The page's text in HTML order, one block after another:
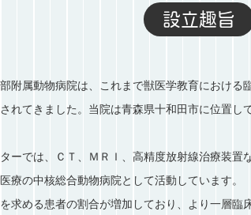
設立趣旨
附属動物病院は、これまで獣医学教育における
れてきました。当院は青森県十和田市に位置し
ーでは、ＣＴ、ＭＲＩ、高精度放射線治療装置
療の中核総合動物病院として活動しています。
求める患者の割合が増加しており、より一層臨